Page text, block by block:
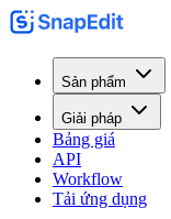
Sản phẩm
Giải pháp
Bảng giá
API
Workflow
Tải ứng dụng